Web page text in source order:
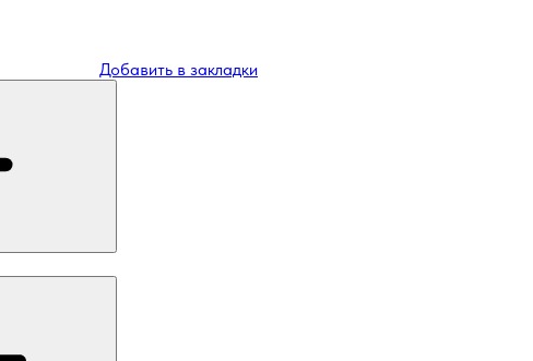
Добавить в закладки